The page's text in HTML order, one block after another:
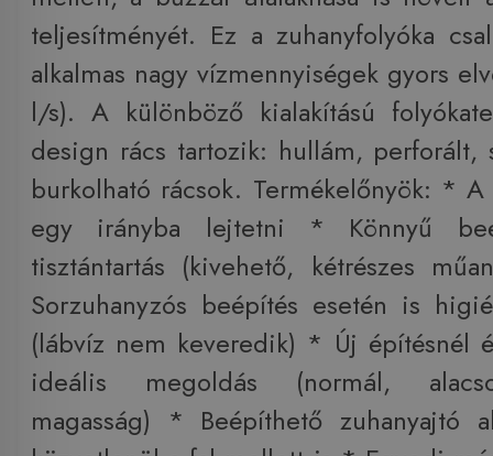
teljesítményét. Ez a zuhanyfolyóka
alkalmas nagy vízmennyiségek gyors
l/s). A különböző kialakítású
design rács tartozik: hullám, perforált,
burkolható rácsok. Termékelőnyök: *
egy irányba lejtetni * Könnyű
tisztántartás (kivehető, kétrészes
Sorzuhanyzós beépítés esetén is
(lábvíz nem keveredik) * Új építésnél
ideális megoldás (normál,
magasság) * Beépíthető zuhanyajtó